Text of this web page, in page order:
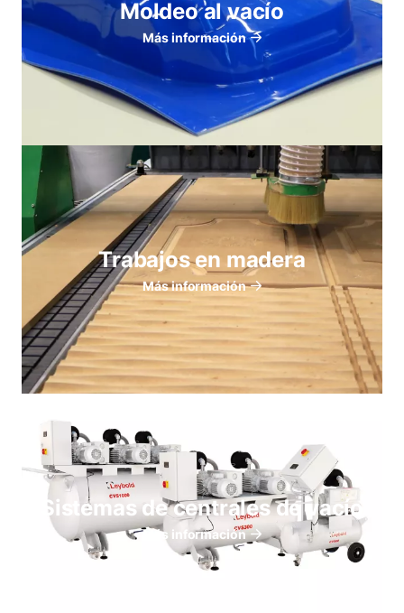
Moldeo al vacío
Más información
Trabajos en madera
Más información
Sistemas de centrales de vacío
Más información